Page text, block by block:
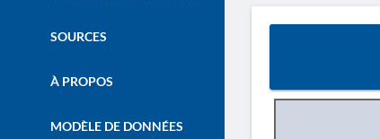
SOURCES
À PROPOS
MODÈLE DE DONNÉES